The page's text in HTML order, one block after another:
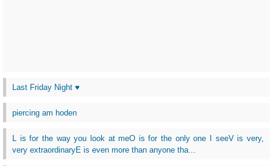
Last Friday Night ♥
piercing am hoden
L is for the way you look at meO is for the only one I seeV is very,
very extraordinaryE is even more than anyone tha...